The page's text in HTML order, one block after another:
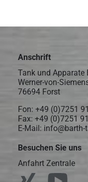
Anschrift
Tank und Apparate
Werner-von-
76694 Forst
Fon: +49 (0)7251
Fax: +49 (0)7251
E-Mail: info@barth-
Besuchen Sie uns
Anfahrt Zentrale